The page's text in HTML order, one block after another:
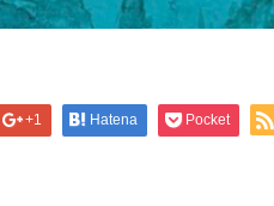
+1 Hatena Pocket